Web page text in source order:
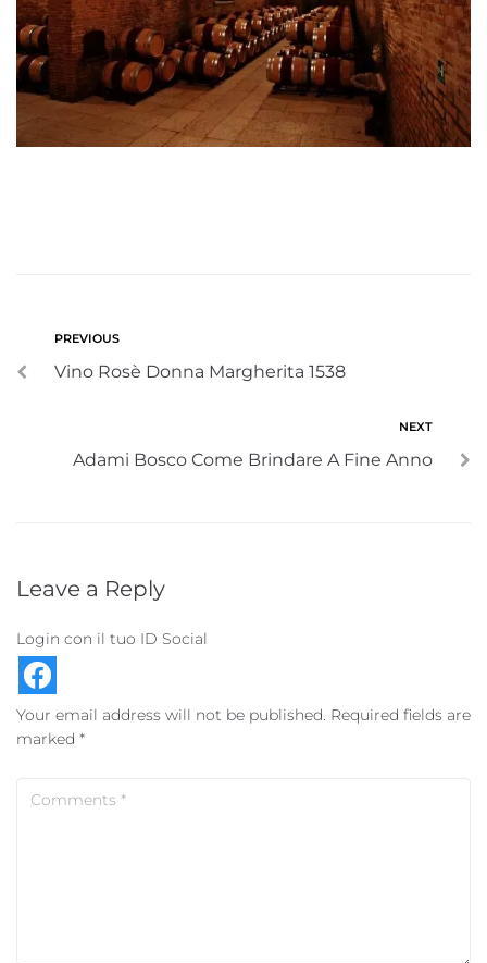
PREVIOUS
Vino Rosè Donna Margherita 1538
NEXT
Adami Bosco Come Brindare A Fine Anno
Leave a Reply
Login con il tuo ID Social
Your email address will not be published. Required fields are
marked *